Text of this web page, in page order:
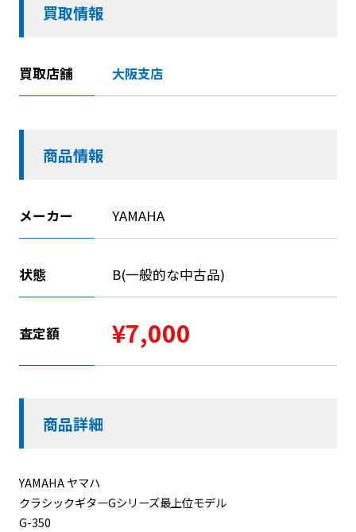
買取情報
買取店舗 大阪支店
商品情報
メーカー YAMAHA
状態 B(一般的な中古品)
査定額 ¥7,000
商品詳細
YAMAHA ヤマハ
クラシックギターGシリーズ最上位モデル
G-350